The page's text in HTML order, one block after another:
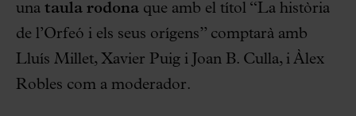
una taula rodona que amb el títol “La història
de l’Orfeó i els seus orígens” comptarà amb
Lluís Millet, Xavier Puig i Joan B. Culla, i Àlex
Robles com a moderador.